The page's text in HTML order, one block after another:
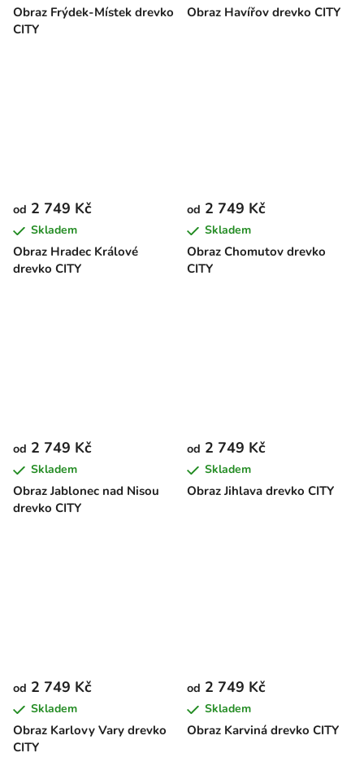
Obraz Frýdek-Místek drevko
CITY
Obraz Havířov drevko CITY
Obraz Hradec Králové
drevko CITY
od 2 749 Kč
Skladem
Obraz Chomutov drevko
CITY
od 2 749 Kč
Skladem
Obraz Jablonec nad Nisou
drevko CITY
od 2 749 Kč
Skladem
Obraz Jihlava drevko CITY
od 2 749 Kč
Skladem
Obraz Karlovy Vary drevko
CITY
od 2 749 Kč
Skladem
Obraz Karviná drevko CITY
od 2 749 Kč
Skladem